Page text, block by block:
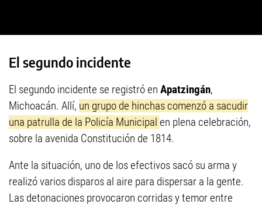
El segundo incidente
El segundo incidente se registró en Apatzingán,
Michoacán. Allí, un grupo de hinchas comenzó a sacudir
una patrulla de la Policía Municipal en plena celebración,
sobre la avenida Constitución de 1814.
Ante la situación, uno de los efectivos sacó su arma y
realizó varios disparos al aire para dispersar a la gente.
Las detonaciones provocaron corridas y temor entre